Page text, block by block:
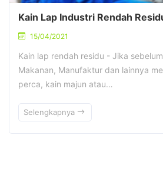
Kain Lap Industri Rendah
15/04/2021
Kain lap rendah residu - Jika
Makanan, Manufaktur dan lainnya
perca, kain majun atau…
Selengkapnya